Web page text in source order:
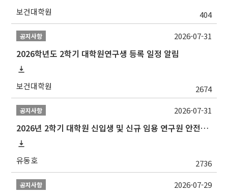
보건대학원 404
공지사항
2026학년도 2학기 대학원연구생 등록 일정 알림
보건대학원 2674
2026-07-31
공지사항
2026년 2학기 대학원 신입생 및 신규 임용 연구원 안전환경교육(신규교육) 실시 안내
유동호 2736
2026-07-31
공지사항 2026-07-29